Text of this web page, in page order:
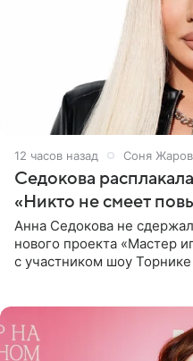
12 часов назад Соня
Седокова
«Никто не смеет
Анна Седокова не
нового проекта «Мастер
с участником шоу